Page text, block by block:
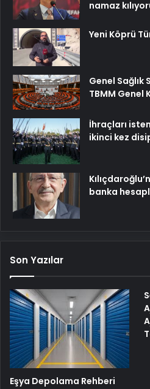
namaz
Yeni Köprü
Genel Sağlık
TBMM Genel
İhraçları
ikinci kez
banka
Son Yazılar
Eşya Depolama Rehberi